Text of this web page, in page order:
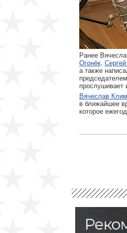
Ранее
Огонёк,
а также
прослушивает
Вячеслав
в ближайшее
которое